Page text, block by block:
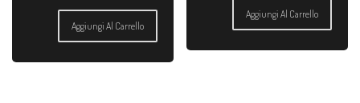
Aggiungi Al Carrello
Aggiungi Al Carrello